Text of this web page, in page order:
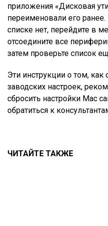
приложения «Дисковая
переименовали его ранее.
списке нет, перейдите в
отсоедините все
затем проверьте список
Эти инструкции о том, как
заводских настроек,
сбросить настройки Mac
обратиться к
ЧИТАЙТЕ ТАКЖЕ